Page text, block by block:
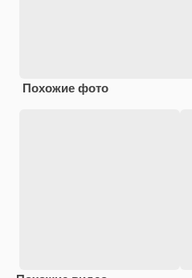
Похожие фото